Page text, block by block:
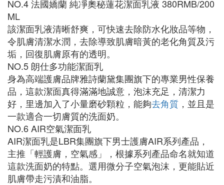
NO.4 法國嬌蘭 純凈奧秘蓮花潔面乳液 380RMB/200
ML
該潔面乳液清晰舒爽，可快速去除防水化妝品等物，
令肌膚清潔水潤，去除導致肌膚暗黃的老化角質及污
垢，回復肌膚原有的透明。
NO.5 朗仕多功能潔面乳
身為高端護膚品牌雅詩蘭黛集團旗下的專業男性保養
品，這款潔面真得滿滿地誠意，泡沫充足，清潔力
好，里邊加入了小量磨砂顆粒，能夠去角質 ，並且是
一款適合一切膚質的洗面奶。
NO.6 AIR空氣潔面乳
AIR潔面乳是LBR集團旗下男士護膚AIR系列產品，
主推「輕護膚，空氣感」，根據系列產品命名就知道
這款洗面奶的特點。選用微分子空氣泡沫，更能貼近
肌膚帶走污漬和油脂。